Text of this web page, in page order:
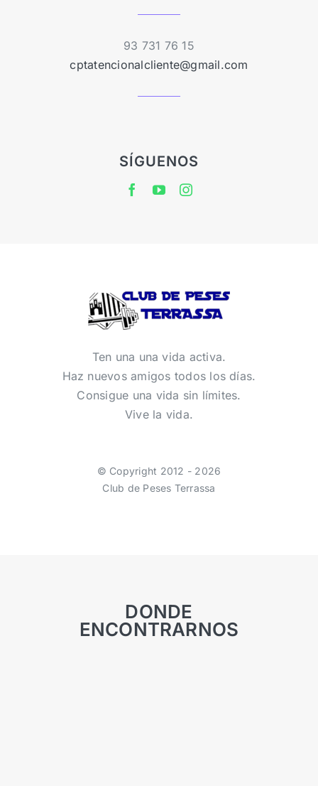
93 731 76 15
cptatencionalcliente@gmail.com
SÍGUENOS
Ten una una vida activa.
Haz nuevos amigos todos los días.
Consigue una vida sin límites.
Vive la vida.
© Copyright 2012 - 2026
Club de Peses Terrassa
DONDE
ENCONTRARNOS